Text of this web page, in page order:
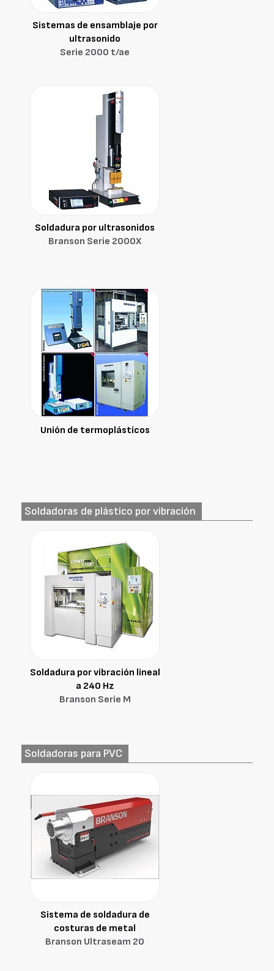
Sistemas de ensamblaje por
ultrasonido
Serie 2000 t/ae
Soldadura por ultrasonidos
Branson Serie 2000X
Unión de termoplásticos
Soldadoras de plástico por vibración
Soldadura por vibración lineal
a 240 Hz
Branson Serie M
Soldadoras para PVC
Sistema de soldadura de
costuras de metal
Branson Ultraseam 20